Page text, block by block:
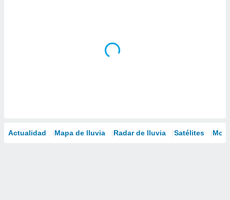
Actualidad Mapa de lluvia Radar de lluvia Satélites